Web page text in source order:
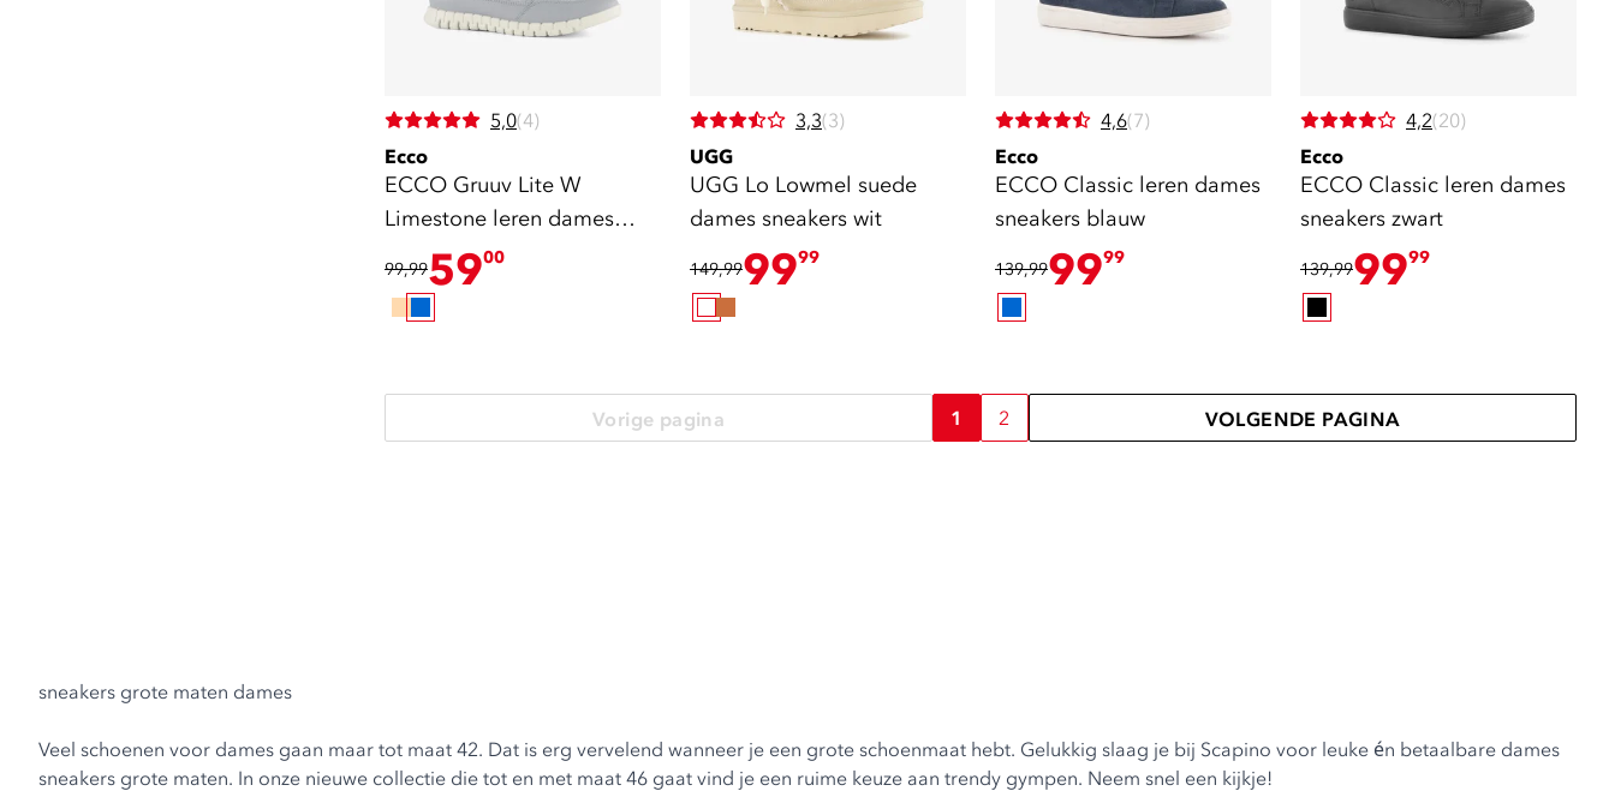
5,0(4)
Ecco
ECCO Gruuv Lite W
Limestone leren dames
sneakers blauw
99,995900
3,3(3)
UGG
UGG Lo Lowmel suede
dames sneakers wit
149,999999
4,6(7)
Ecco
ECCO Classic leren dames
sneakers blauw
139,999999
4,2(20)
Ecco
ECCO Classic leren dames
sneakers zwart
139,999999
Vorige pagina 1 2 VOLGENDE PAGINA
sneakers grote maten dames
Veel schoenen voor dames gaan maar tot maat 42. Dat is erg vervelend wanneer je een grote schoenmaat hebt. Gelukkig slaag je bij Scapino voor leuke én betaalbare dames
sneakers grote maten. In onze nieuwe collectie die tot en met maat 46 gaat vind je een ruime keuze aan trendy gympen. Neem snel een kijkje!